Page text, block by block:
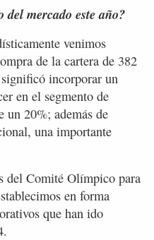
del mercado este año?
venimos
de la cartera de 382
incorporar un
en el segmento de
un 20%; además de
una importante
del Comité Olímpico para
en forma
que han ido